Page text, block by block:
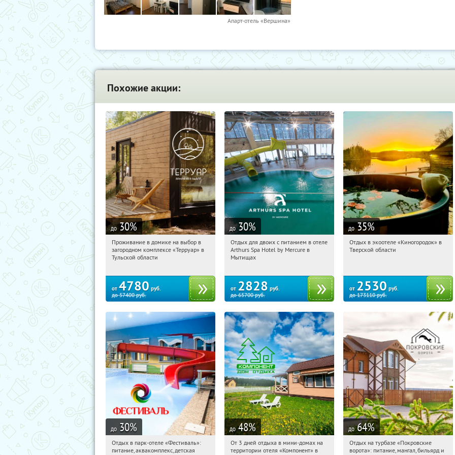
Апарт-отель «Вершина»
Похожие акции:
до 30%
01:17:11 Купили:
Тульская обл., Ясногорский р-н, с.
Проживание в домике на выбор в
загородном комплексе «Терруар» в
Тульской области
от 4780 руб.
до57400руб.
до 30%
01:17:11
Купи первым!
Московская обл., г. Мытищи, д.
Отдых для двоих с питанием в отеле
Arthurs Spa Hotel by Mercure в
Мытищах
от 2828 руб.
до65700руб.
до 35%
01:17:11
Купи первым!
Отдых в экоотеле «Киногородок» в
Тверской области
от 2530 руб.
до173110руб.
до 30%
01:17:11 Купили:
Отдых в парк-отеле «Фестиваль»:
питание, аквакомплекс, детская
до 48%
01:17:11 Купили:116
От 3 дней отдыха в мини-домах на
территории отеля «Компонент» в
до 64%
01:17:11 Купили:
Отдых на турбазе «Покровские
ворота»: питание, мангал, бильярд и